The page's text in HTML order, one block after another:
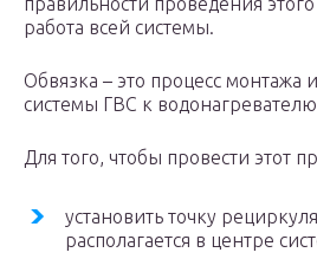
работа всей системы.
Обвязка – это процесс монтажа
системы ГВС к
Для того, чтобы провести этот
установить точку
располагается в центре